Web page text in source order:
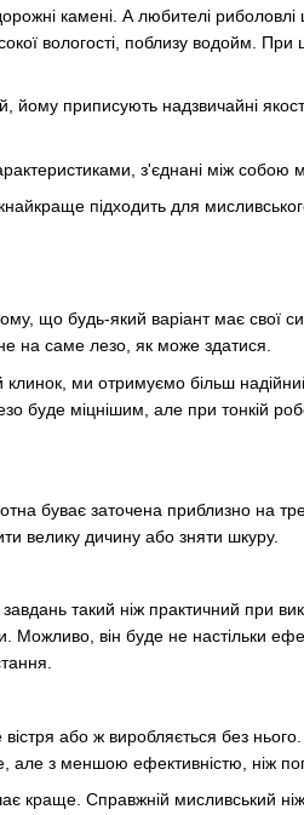
камені. А любителі риболовлі
вологості, поблизу водойм.
приписують надзвичайні
з'єднані між собою
підходить для
що будь-який варіант має свої
на саме лезо, як може здатися.
ми отримуємо більш
буде міцнішим, але при тонкій
буває заточена приблизно на
велику дичину або зняти шкуру.
такий ніж практичний при
Можливо, він буде не настільки
або ж виробляється без
з меншою ефективністю, ніж
краще. Справжній мисливський